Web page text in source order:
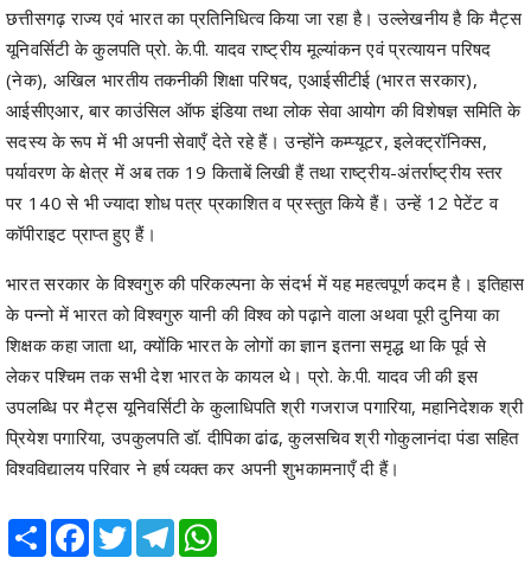
छत्तीसगढ़ राज्य एवं भारत का प्रतिनिधित्व किया जा रहा है। उल्लेखनीय है कि मैट्स
यूनिवर्सिटी के कुलपति प्रो. के.पी. यादव राष्ट्रीय मूल्यांकन एवं प्रत्यायन परिषद
(नेक), अखिल भारतीय तकनीकी शिक्षा परिषद, एआईसीटीई (भारत सरकार),
आईसीएआर, बार काउंसिल ऑफ इंडिया तथा लोक सेवा आयोग की विशेषज्ञ समिति के
सदस्य के रूप में भी अपनी सेवाएँ देते रहे हैं। उन्होंने कम्प्यूटर, इलेक्ट्रॉनिक्स,
पर्यावरण के क्षेत्र में अब तक 19 किताबें लिखी हैं तथा राष्ट्रीय-अंतर्राष्ट्रीय स्तर
पर 140 से भी ज्यादा शोध पत्र प्रकाशित व प्रस्तुत किये हैं। उन्हें 12 पेटेंट व
कॉपीराइट प्राप्त हुए हैं।
भारत सरकार के विश्वगुरु की परिकल्पना के संदर्भ में यह महत्वपूर्ण कदम है। इतिहास
के पन्नो में भारत को विश्वगुरु यानी की विश्व को पढ़ाने वाला अथवा पूरी दुनिया का
शिक्षक कहा जाता था, क्योंकि भारत के लोगों का ज्ञान इतना समृद्ध था कि पूर्व से
लेकर पश्चिम तक सभी देश भारत के कायल थे। प्रो. के.पी. यादव जी की इस
उपलब्धि पर मैट्स यूनिवर्सिटी के कुलाधिपति श्री गजराज पगारिया, महानिदेशक श्री
प्रियेश पगारिया, उपकुलपति डॉ. दीपिका ढांढ, कुलसचिव श्री गोकुलानंदा पंडा सहित
विश्वविद्यालय परिवार ने हर्ष व्यक्त कर अपनी शुभकामनाएँ दी हैं।
Share Facebook
TwitterTelegram